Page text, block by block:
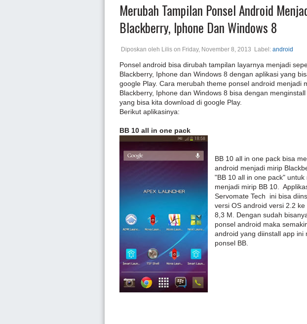
Merubah Tampilan Ponsel Android
Blackberry, Iphone Dan Windows 8
Diposkan oleh Lilis on Friday, November 8, 2013 Label: android
Ponsel android bisa dirubah tampilan layarnya menjadi
Blackberry, Iphone dan Windows 8 dengan aplikasi yang
google Play. Cara merubah theme ponsel android menjadi
Blackberry, Iphone dan Windows 8 bisa dengan
yang bisa kita download di google Play.
Berikut aplikasinya:
BB 10 all in one pack
BB 10 all in one pack bisa
android menjadi mirip
"BB 10 all in one pack"
menjadi mirip BB 10.
Servomate Tech ini bisa
versi OS android versi 2.2
8,3 M. Dengan sudah
ponsel android maka
android yang diinstall app ini
ponsel BB.